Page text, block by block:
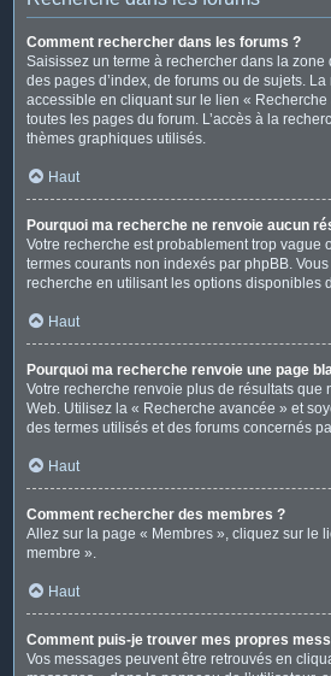
Comment rechercher dans les forums ?
Saisissez un terme à rechercher dans la
des pages d’index, de forums ou de sujets.
accessible en cliquant sur le lien «
toutes les pages du forum. L’accès à la
thèmes graphiques utilisés.
Haut
Pourquoi ma recherche ne renvoie aucun
Votre recherche est probablement trop vague
termes courants non indexés par phpBB.
recherche en utilisant les options disponibles
Haut
Pourquoi ma recherche renvoie une page
Votre recherche renvoie plus de résultats que
Web. Utilisez la « Recherche avancée » et
des termes utilisés et des forums concernés
Haut
Comment rechercher des membres ?
Allez sur la page « Membres », cliquez sur le
membre ».
Haut
Comment puis-je trouver mes propres
Vos messages peuvent être retrouvés en